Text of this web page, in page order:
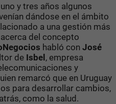
y tres años algunos
dándose en el ámbito
a una gestión más
del concepto
habló con José
de Isbel, empresa
y
remarcó que en Uruguay
para desarrollar cambios,
como la salud.